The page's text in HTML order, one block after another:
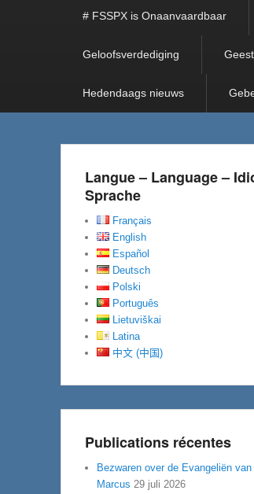
# FSSPX is Onaanvaardbaar
Geloofsverdediging
Hedendaags nieuws
Langue – Language –
Sprache
Français
English
Español
Deutsch
Polski
Português
Lietuviškai
Latina
中文 (中国)
Publications récentes
Bezwaren over de Evangeliën
Marcus 29 juli 2026